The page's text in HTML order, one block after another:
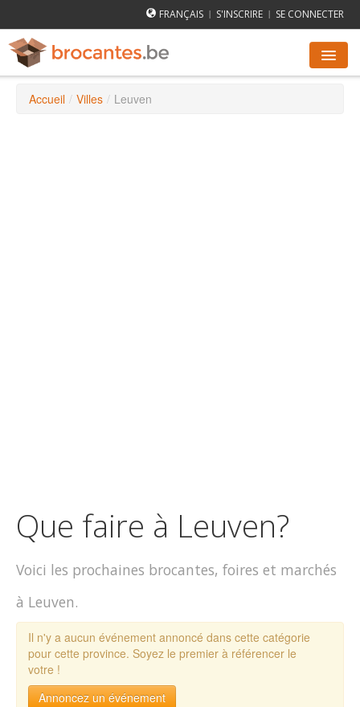
FRANÇAIS | S'INSCRIRE | SE CONNECTER
AGENDA DES BROCANTES
Accueil / Villes / Leuven
Que faire à Leuven?
Voici les prochaines brocantes, foires et marchés
à Leuven.
Il n'y a aucun événement annoncé dans cette catégorie
pour cette province. Soyez le premier à référencer le
votre !
Annoncez un événement